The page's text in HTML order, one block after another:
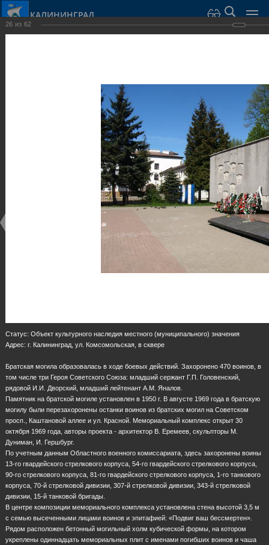
КАЛИНИНГРАД
Скульптуры и мемориалы
26 из 62
Статус: Объект культурного наследия местного (муниципального) значения
Адрес: г. Калининград, ул. Комсомольская, в сквере
Братская могила образовалась в ходе боевых действий. Захоронено 470 воинов, в
том числе три Героя Советского Союза: младший сержант Г.П. Головенский,
рядовой И.И. Дворский, младший лейтенант А.М. Яналов.
Памятник на братской могиле установлен в 1950 г. В августе 1969 года в братскую
могилу были перезахоронены останки воинов из братских могил на Советском
просп., Каштановой аллее и ул. Красной. Мемориальный комплекс открыт 30
октября 1969 года, авторы проекта - архитектор В. Еремеев, скульпторы М.
Дуниман, И. Гершбург.
По учетным данным Областного военного комиссариата, здесь захоронены воины
13-го гвардейского стрелкового корпуса, 54-го гвардейского стрелкового корпуса,
90-го стрелкового корпуса, 81-го гвардейского стрелкового корпуса, 1-го танкового
корпуса, 70-й стрелковой дивизии, 307-й стрелковой дивизии, 343-й стрелковой
дивизии, 15-й танковой бригады.
В центре композиции мемориального комплекса установлена стена высотой 3,5 м
с семью высеченными лицами воинов и эпитафией: «Подвиг ваш бессмертен».
Рядом расположен бетонный могильный холм кубической формы, на котором
укреплены одиннадцать мемориальных плит с именами погибших воинов и чаша